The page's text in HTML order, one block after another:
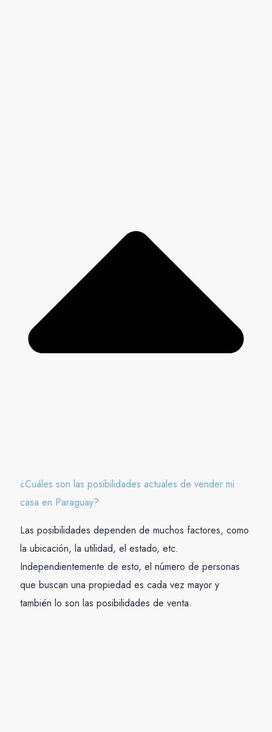
¿Cuáles son las posibilidades actuales de vender mi
casa en Paraguay?
Las posibilidades dependen de muchos factores, como
la ubicación, la utilidad, el estado, etc.
Independientemente de esto, el número de personas
que buscan una propiedad es cada vez mayor y
también lo son las posibilidades de venta.